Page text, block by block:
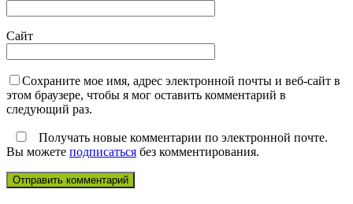
Сайт
Сохраните мое имя, адрес электронной почты и веб-сайт в
этом браузере, чтобы я мог оставить комментарий в
следующий раз.
Получать новые комментарии по электронной почте.
Вы можете подписаться без комментирования.